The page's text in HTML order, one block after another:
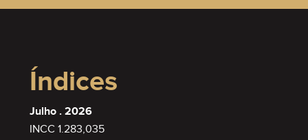
Índices
Julho . 2026
INCC 1.283,035